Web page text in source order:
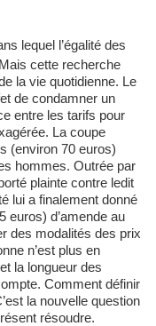
lequel l’égalité des
cette recherche
la vie quotidienne. Le
de condamner un
entre les tarifs pour
La coupe
(environ 70 euros)
hommes. Outrée par
plainte contre ledit
lui a finalement donné
euros) d’amende au
des modalités des prix
n’est plus en
la longueur des
Comment définir
la nouvelle question
résoudre.